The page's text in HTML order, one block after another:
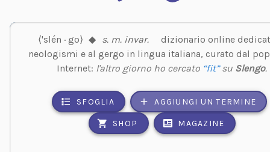
⟨'slén · go⟩ ◆ s. m. invar.
dizionario online
neologismi e al gergo in lingua italiana, curato dal
Internet: l'altro giorno ho cercato “fit”su Slengo.
SFOGLIA AGGIUNGI UN TERMINE
SHOP MAGAZINE